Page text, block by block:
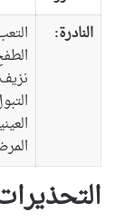
النادرة: